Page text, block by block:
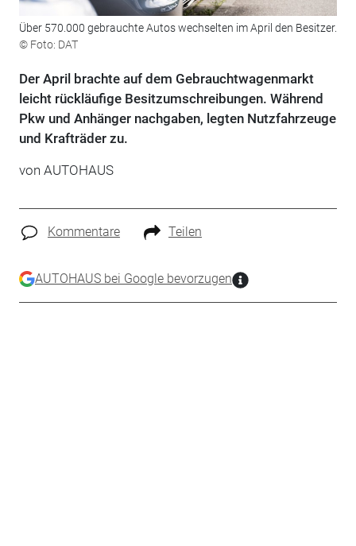
Über 570.000 gebrauchte Autos wechselten im April den Besitzer.
© Foto: DAT
Der April brachte auf dem Gebrauchtwagenmarkt
leicht rückläufige Besitzumschreibungen. Während
Pkw und Anhänger nachgaben, legten Nutzfahrzeuge
und Krafträder zu.
von AUTOHAUS
Kommentare Teilen
AUTOHAUS bei Google bevorzugen